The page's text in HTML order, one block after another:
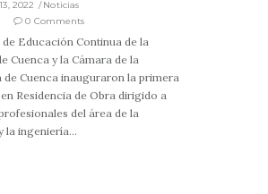
2022
Noticias
0 Comments
Educación Continua de la
Cuenca y la Cámara de la
Cuenca inauguraron la primera
Residencia de Obra dirigido a
del área de la
la ingeniería...